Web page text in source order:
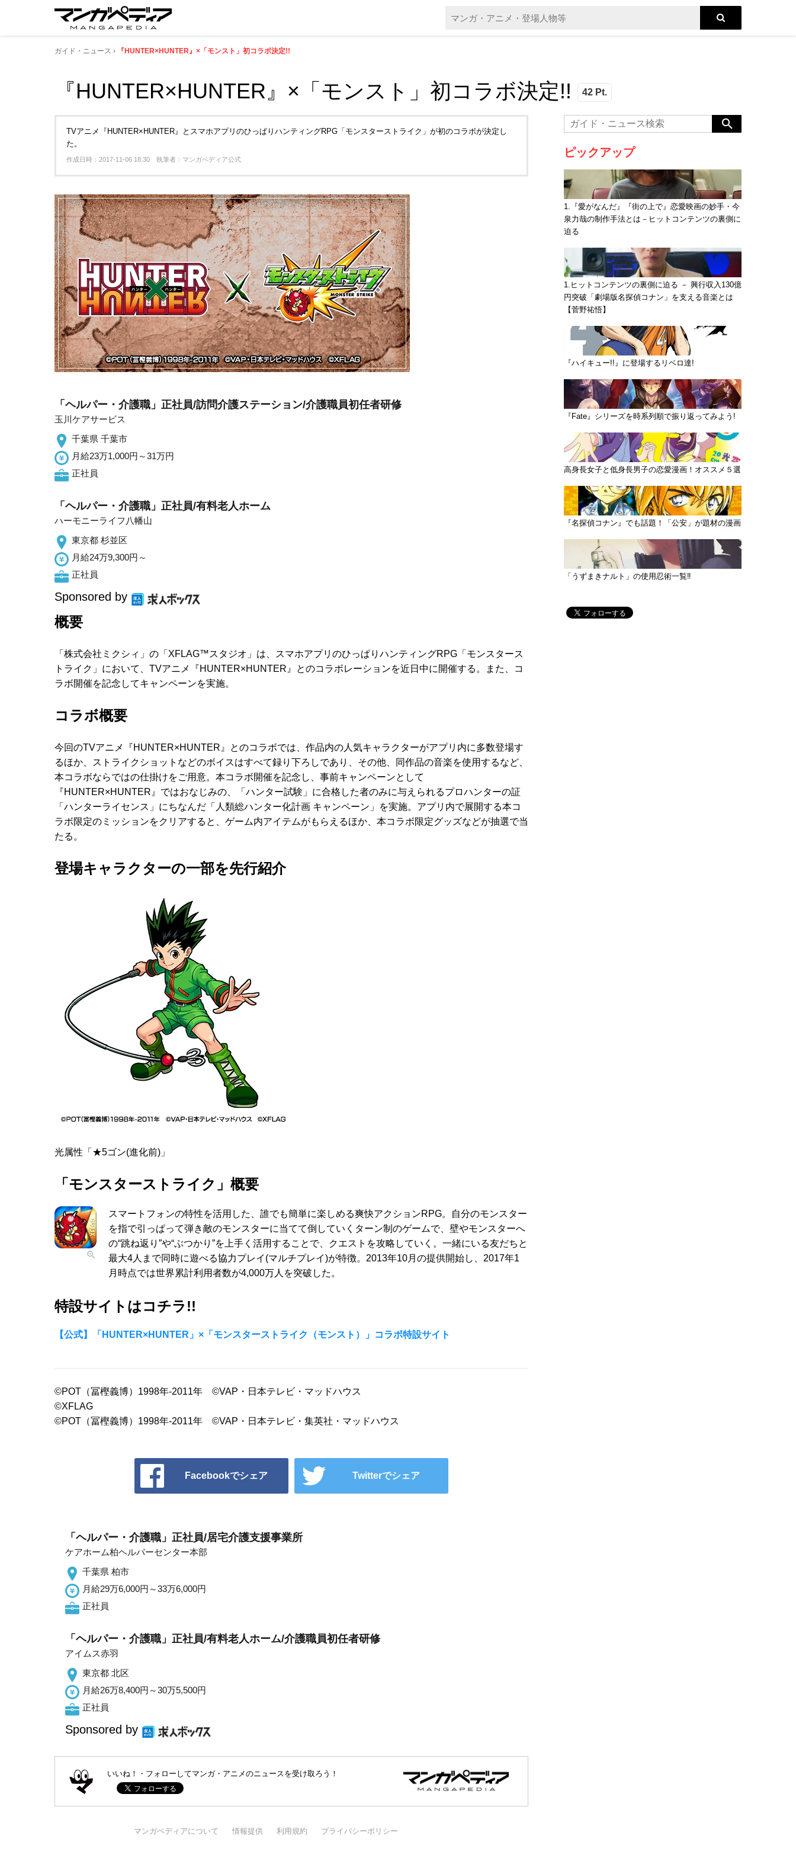
ガイド・ニュース 『HUNTER×HUNTER』×「モンスト」初コラボ決定!!
『HUNTER×HUNTER』×「モンスト」初コラボ決定!! 42 Pt.
TVアニメ『HUNTER×HUNTER』とスマホアプリのひっぱりハンティングRPG「モンスターストライク」が初のコラボが決定し
た。
作成日時：2017-11-06 18:30 執筆者：マンガペディア公式
「ヘルパー・介護職」正社員/訪問介護ステーション/介護職員初任者研修
玉川ケアサービス
千葉県 千葉市
月給23万1,000円～31万円
正社員
「ヘルパー・介護職」正社員/有料老人ホーム
ハーモニーライフ八幡山
東京都 杉並区
月給24万9,300円～
正社員
Sponsored by
概要
「株式会社ミクシィ」の「XFLAG™スタジオ」は、スマホアプリのひっぱりハンティングRPG「モンスタース
トライク」において、TVアニメ『HUNTER×HUNTER』とのコラボレーションを近日中に開催する。また、コ
ラボ開催を記念してキャンペーンを実施。
コラボ概要
今回のTVアニメ『HUNTER×HUNTER』とのコラボでは、作品内の人気キャラクターがアプリ内に多数登場す
るほか、ストライクショットなどのボイスはすべて録り下ろしであり、その他、同作品の音楽を使用するなど、
本コラボならではの仕掛けをご用意。本コラボ開催を記念し、事前キャンペーンとして
『HUNTER×HUNTER』ではおなじみの、「ハンター試験」に合格した者のみに与えられるプロハンターの証
「ハンターライセンス」にちなんだ「人類総ハンター化計画 キャンペーン」を実施。アプリ内で展開する本コ
ラボ限定のミッションをクリアすると、ゲーム内アイテムがもらえるほか、本コラボ限定グッズなどが抽選で当
たる。
登場キャラクターの一部を先行紹介
光属性「★5ゴン(進化前)」
「モンスターストライク」概要
スマートフォンの特性を活用した、誰でも簡単に楽しめる爽快アクションRPG。自分のモンスター
を指で引っぱって弾き敵のモンスターに当てて倒していくターン制のゲームで、壁やモンスターへ
の“跳ね返り”や“ぶつかり”を上手く活用することで、クエストを攻略していく。一緒にいる友だちと
最大4人まで同時に遊べる協力プレイ(マルチプレイ)が特徴。2013年10月の提供開始し、2017年1
月時点では世界累計利用者数が4,000万人を突破した。
特設サイトはコチラ!!
【公式】「HUNTER×HUNTER」×「モンスターストライク（モンスト）」コラボ特設サイト
©POT（冨樫義博）1998年-2011年 ©VAP・日本テレビ・マッドハウス
©XFLAG
©POT（冨樫義博）1998年-2011年 ©VAP・日本テレビ・集英社・マッドハウス
Facebookでシェア Twitterでシェア
「ヘルパー・介護職」正社員/居宅介護支援事業所
ケアホーム柏ヘルパーセンター本部
千葉県 柏市
月給29万6,000円～33万6,000円
正社員
「ヘルパー・介護職」正社員/有料老人ホーム/介護職員初任者研修
アイムス赤羽
東京都 北区
月給26万8,400円～30万5,500円
正社員
Sponsored by
ピックアップ
1.『愛がなんだ』『街の上で』恋愛映画の妙手・今
泉力哉の制作手法とは－ヒットコンテンツの裏側に
迫る
1.ヒットコンテンツの裏側に迫る － 興行収入130億
円突破「劇場版名探偵コナン」を支える音楽とは
【菅野祐悟】
『ハイキュー!!』に登場するリベロ達!
『Fate』シリーズを時系列順で振り返ってみよう!
高身長女子と低身長男子の恋愛漫画！オススメ５選
『名探偵コナン』でも話題！「公安」が題材の漫画
「うずまきナルト」の使用忍術一覧‼
いいね！・フォローしてマンガ・アニメのニュースを受け取ろう！
マンガペディアについて 情報提供 利用規約 プライバシーポリシー